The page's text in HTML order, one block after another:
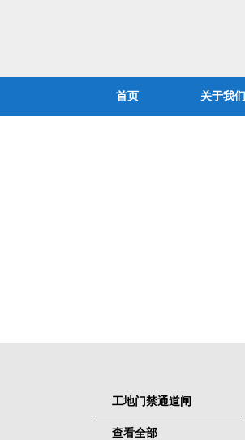
首页 关于我们
工地门禁通道闸
查看全部